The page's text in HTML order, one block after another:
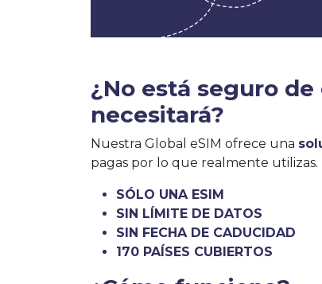
¿No está seguro
necesitará?
Nuestra Global eSIM ofrece una
pagas por lo que realmente utilizas.
SÓLO UNA ESIM
SIN LÍMITE DE DATOS
SIN FECHA DE CADUCIDAD
170 PAÍSES CUBIERTOS